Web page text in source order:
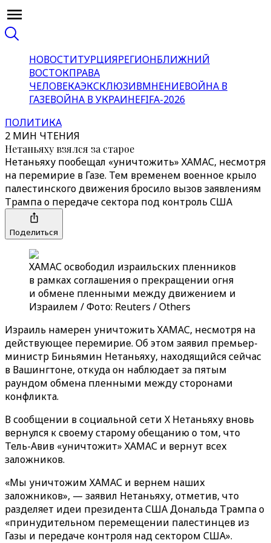
НОВОСТИТУРЦИЯРЕГИОНБЛИЖНИЙ
ВОСТОКПРАВА
ЧЕЛОВЕКАЭКСКЛЮЗИВМНЕНИЕВОЙНА В
ГАЗЕВОЙНА В УКРАИНЕFIFA-2026
ПОЛИТИКА
2 МИН ЧТЕНИЯ
Нетаньяху взялся за старое
Нетаньяху пообещал «уничтожить» ХАМАС, несмотря
на перемирие в Газе. Тем временем военное крыло
палестинского движения бросило вызов заявлениям
Трампа о передаче сектора под контроль США
Поделиться
ХАМАС освободил израильских пленников
в рамках соглашения о прекращении огня
и обмене пленными между движением и
Израилем / Фото: Reuters / Others
Израиль намерен уничтожить ХАМАС, несмотря на
действующее перемирие. Об этом заявил премьер-
министр Биньямин Нетаньяху, находящийся сейчас
в Вашингтоне, откуда он наблюдает за пятым
раундом обмена пленными между сторонами
конфликта.
В сообщении в социальной сети X Нетаньяху вновь
вернулся к своему старому обещанию о том, что
Тель-Авив «уничтожит» ХАМАС и вернут всех
заложников.
«Мы уничтожим ХАМАС и вернем наших
заложников», — заявил Нетаньяху, отметив, что
разделяет идеи президента США Дональда Трампа о
«принудительном перемещении палестинцев из
Газы и передаче контроля над сектором США».